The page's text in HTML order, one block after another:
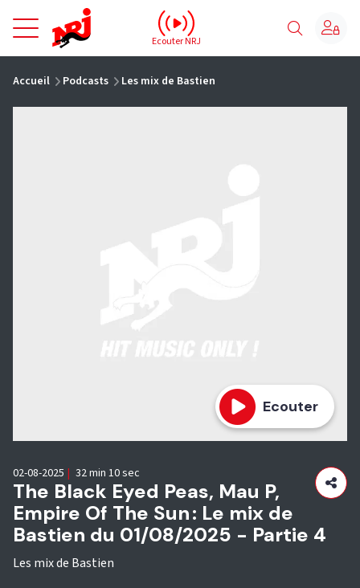
NRJ - Accueil
Ecouter NRJ
Accueil Podcasts Les mix de Bastien
Ecouter
The Black Eyed Peas, Mau P,
Empire Of The Sun : Le mix de
Bastien du 01/08/2025 - Partie 4
Les mix de Bastien
02-08-2025 | 32 min 10 sec